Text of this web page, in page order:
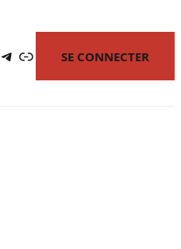
Telegram Lien SE CONNECTER